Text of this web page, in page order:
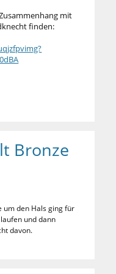
mit
finden:
Bronze
um den Hals ging für
und dann
davon.